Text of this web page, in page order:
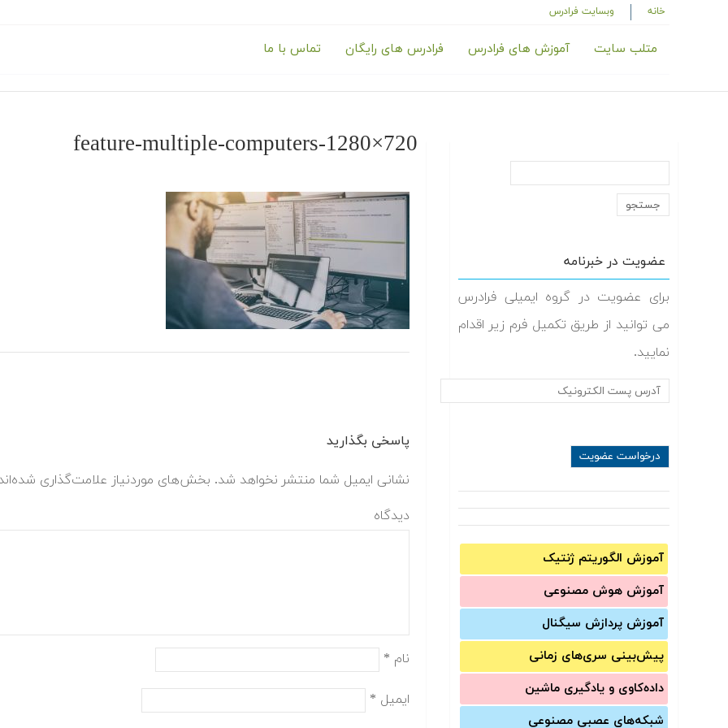
خانه وبسایت فرادرس
متلب سایت آموزش های فرادرس فرادرس های رایگان تماس با ما
عضویت در خبرنامه
برای عضویت در گروه ایمیلی فرادرس
می توانید از طریق تکمیل فرم زیر اقدام
نمایید.
آموزش الگوریتم ژنتیک
آموزش‌ هوش مصنوعی
آموزش‌ پردازش سیگنال
پیش‌‌بینی سری‌‌های زمانی
داده‌کاوی و یادگیری ماشین
شبکه‌های عصبی مصنوعی
feature-multiple-computers-1280×720
پاسخی بگذارید
نشانی ایمیل شما منتشر نخواهد شد. بخش‌های موردنیاز علامت‌گذاری
دیدگاه
نام *
ایمیل *